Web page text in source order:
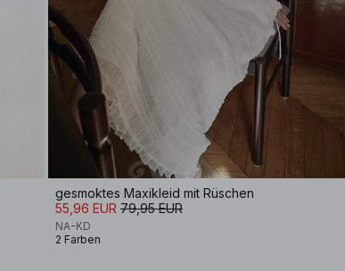
gesmoktes Maxikleid mit Rüschen
55,96 EUR 79,95 EUR
NA-KD
2 Farben